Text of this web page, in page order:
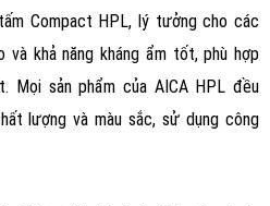
Compact HPL, lý tưởng cho các
khả năng kháng ẩm tốt, phù hợp
Mọi sản phẩm của AICA HPL đều
lượng và màu sắc, sử dụng công